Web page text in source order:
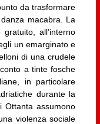
da trasformare
macabra. La
all’interno
un emarginato e
di una crudele
a tinte fosche
in particolare
durante la
Ottanta assumono
violenza sociale